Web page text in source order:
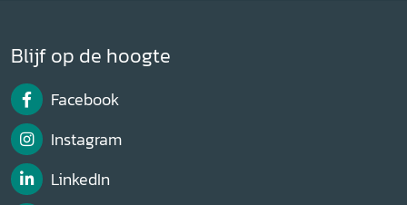
Blijf op de hoogte
Facebook
Instagram
LinkedIn